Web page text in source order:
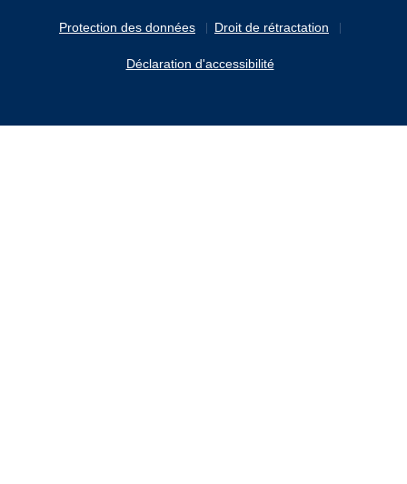
Protection des données Droit de rétractation
Déclaration d'accessibilité